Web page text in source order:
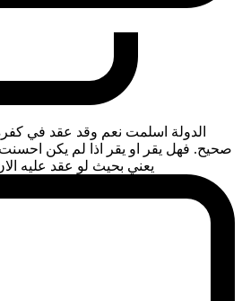
الدولة اسلمت نعم وقد عقد في
صحيح. فهل يقر او يقر اذا لم يكن احسنت
يعني بحيث لو عقد عليه